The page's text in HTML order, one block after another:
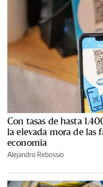
Con tasas de hasta
la elevada mora de las
economía
Alejandro Rebossio